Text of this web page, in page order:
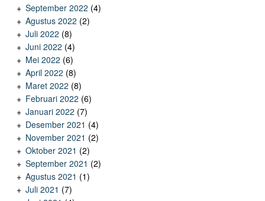
September 2022 (4)
Agustus 2022 (2)
Juli 2022 (8)
Juni 2022 (4)
Mei 2022 (6)
April 2022 (8)
Maret 2022 (8)
Februari 2022 (6)
Januari 2022 (7)
Desember 2021 (4)
November 2021 (2)
Oktober 2021 (2)
September 2021 (2)
Agustus 2021 (1)
Juli 2021 (7)